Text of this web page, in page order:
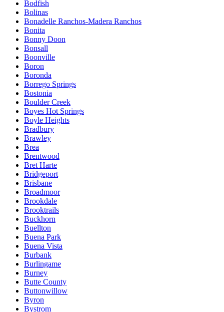
Bodfish
Bolinas
Bonadelle Ranchos-Madera Ranchos
Bonita
Bonny Doon
Bonsall
Boonville
Boron
Boronda
Borrego Springs
Bostonia
Boulder Creek
Boyes Hot Springs
Boyle Heights
Bradbury
Brawley
Brea
Brentwood
Bret Harte
Bridgeport
Brisbane
Broadmoor
Brookdale
Brooktrails
Buckhorn
Buellton
Buena Park
Buena Vista
Burbank
Burlingame
Burney
Butte County
Buttonwillow
Byron
Bystrom